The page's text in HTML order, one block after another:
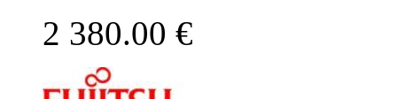
2 380.00 €